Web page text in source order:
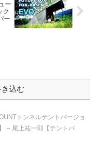
ー
ク
ー
込む
トンネルテントバージョ
– 尾上祐一郎【テントバ